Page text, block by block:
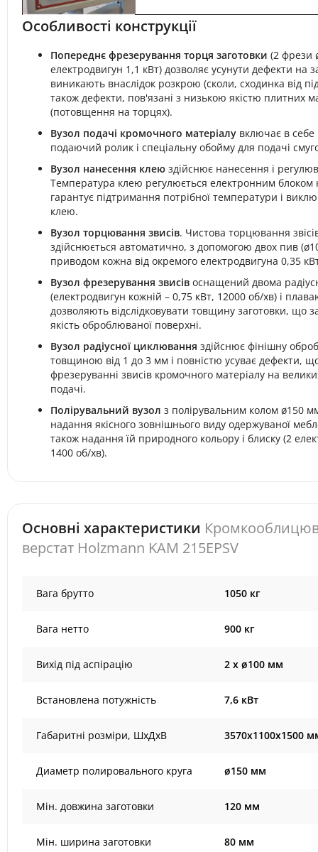
Особливості конструкції
Попереднє фрезерування торця заготовки (2 фрези
електродвигун 1,1 кВт) дозволяє усунути дефекти на
виникають внаслідок розкрою (сколи, сходинка від
також дефекти, пов'язані з низькою якістю плитних
(потовщення на торцях).
Вузол подачі кромочного матеріалу включає в
подаючий ролик і спеціальну обойму для подачі
Вузол нанесення клею здійснює нанесення і
Температура клею регулюється електронним
гарантує підтримання потрібної температури і
клею.
Вузол торцювання звисів. Чистова торцювання
здійснюється автоматично, з допомогою двох пив
приводом кожна від окремого електродвигуна 0,35
Вузол фрезерування звисів оснащений двома
(електродвигун кожній – 0,75 кВт, 12000 об/хв) і
дозволяють відслідковувати товщину заготовки, що
якість оброблюваної поверхні.
Вузол радіусної циклювання здійснює фінішну
товщиною від 1 до 3 мм і повністю усуває дефекти,
фрезеруванні звисів кромочного матеріалу на
подачі.
Полірувальний вузол з полірувальним колом ø150
надання якісного зовнішнього виду одержуваної
також надання їй природного кольору і блиску (2
1400 об/хв).
Основні характеристики
верстат Holzmann KAM 215EPSV
Вага брутто 1050 кг
Вага нетто 900 кг
Вихід під аспірацію 2 x ø100 мм
Встановлена ​​потужність 7,6 кВт
Габаритні розміри, ШхДхВ 3570х1100х1500
Диаметр полировального круга ø150 мм
Мін. довжина заготовки 120 мм
Мін. ширина заготовки 80 мм